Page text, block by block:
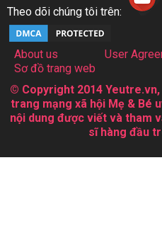
Theo dõi chúng tôi trên:
About us User
Sơ đồ trang web
© Copyright 2014
trang mạng xã hội Mẹ & Bé
nội dung được viết và tham
sĩ hàng đầu